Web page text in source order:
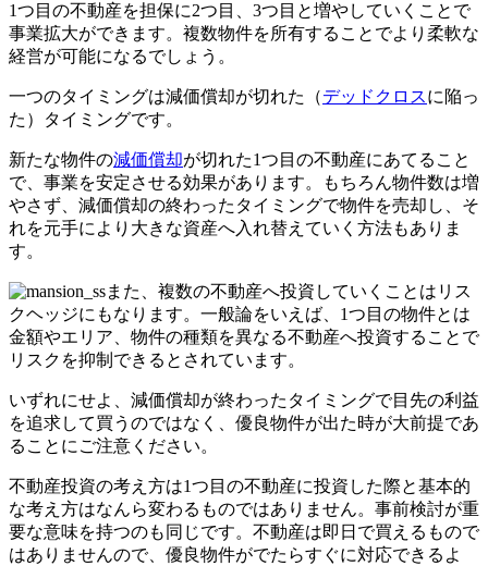
1つ目の不動産を担保に2つ目、3つ目と増やしていくことで
事業拡大ができます。複数物件を所有することでより柔軟な
経営が可能になるでしょう。
一つのタイミングは減価償却が切れた（デッドクロスに陥っ
た）タイミングです。
新たな物件の減価償却が切れた1つ目の不動産にあてること
で、事業を安定させる効果があります。もちろん物件数は増
やさず、減価償却の終わったタイミングで物件を売却し、そ
れを元手により大きな資産へ入れ替えていく方法もありま
す。
また、複数の不動産へ投資していくことはリス
クヘッジにもなります。一般論をいえば、1つ目の物件とは
金額やエリア、物件の種類を異なる不動産へ投資することで
リスクを抑制できるとされています。
いずれにせよ、減価償却が終わったタイミングで目先の利益
を追求して買うのではなく、優良物件が出た時が大前提であ
ることにご注意ください。
不動産投資の考え方は1つ目の不動産に投資した際と基本的
な考え方はなんら変わるものではありません。事前検討が重
要な意味を持つのも同じです。不動産は即日で買えるもので
はありませんので、優良物件がでたらすぐに対応できるよ